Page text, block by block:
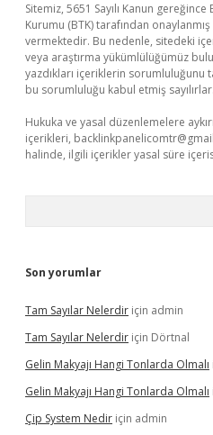
Sitemiz, 5651 Sayılı Kanun
Kurumu (BTK) tarafından
vermektedir. Bu nedenle, sitedeki
veya araştırma yükümlülüğümüz
yazdıkları içeriklerin sorumluluğunu
bu sorumluluğu kabul etmiş sayılırlar.
Hukuka ve yasal düzenlemelere
içerikleri,
halinde, ilgili içerikler yasal süre
Son yorumlar
Tam Sayılar Nelerdir için admin
Tam Sayılar Nelerdir için Dörtnal
Gelin Makyajı Hangi Tonlarda Olmalı
Gelin Makyajı Hangi Tonlarda Olmalı
Çip System Nedir için admin